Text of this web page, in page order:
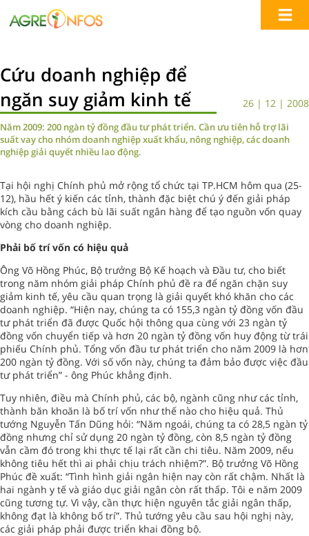
Cứu doanh nghiệp để
ngăn suy giảm kinh tế
26 | 12 | 2008
Năm 2009: 200 ngàn tỷ đồng đầu tư phát triển. Cần ưu tiên hỗ trợ lãi
suất vay cho nhóm doanh nghiệp xuất khẩu, nông nghiệp, các doanh
nghiệp giải quyết nhiều lao động.
Tại hội nghị Chính phủ mở rộng tổ chức tại TP.HCM hôm qua (25-
12), hầu hết ý kiến các tỉnh, thành đặc biệt chú ý đến giải pháp
kích cầu bằng cách bù lãi suất ngân hàng để tạo nguồn vốn quay
vòng cho doanh nghiệp.
Phải bố trí vốn có hiệu quả
Ông Võ Hồng Phúc, Bộ trưởng Bộ Kế hoạch và Đầu tư, cho biết
trong năm nhóm giải pháp Chính phủ đề ra để ngăn chặn suy
giảm kinh tế, yêu cầu quan trọng là giải quyết khó khăn cho các
doanh nghiệp. “Hiện nay, chúng ta có 155,3 ngàn tỷ đồng vốn đầu
tư phát triển đã được Quốc hội thông qua cùng với 23 ngàn tỷ
đồng vốn chuyển tiếp và hơn 20 ngàn tỷ đồng vốn huy động từ trái
phiếu Chính phủ. Tổng vốn đầu tư phát triển cho năm 2009 là hơn
200 ngàn tỷ đồng. Với số vốn này, chúng ta đảm bảo được việc đầu
tư phát triển” - ông Phúc khẳng định.
Tuy nhiên, điều mà Chính phủ, các bộ, ngành cũng như các tỉnh,
thành băn khoăn là bố trí vốn như thế nào cho hiệu quả. Thủ
tướng Nguyễn Tấn Dũng hỏi: “Năm ngoái, chúng ta có 28,5 ngàn tỷ
đồng nhưng chỉ sử dụng 20 ngàn tỷ đồng, còn 8,5 ngàn tỷ đồng
vẫn cầm đó trong khi thực tế lại rất cần chi tiêu. Năm 2009, nếu
không tiêu hết thì ai phải chịu trách nhiệm?”. Bộ trưởng Võ Hồng
Phúc đề xuất: “Tình hình giải ngân hiện nay còn rất chậm. Nhất là
hai ngành y tế và giáo dục giải ngân còn rất thấp. Tôi e năm 2009
cũng tương tự. Vì vậy, cần thực hiện nguyên tắc giải ngân thấp,
không đạt là không bố trí”. Thủ tướng yêu cầu sau hội nghị này,
các giải pháp phải được triển khai đồng bộ.